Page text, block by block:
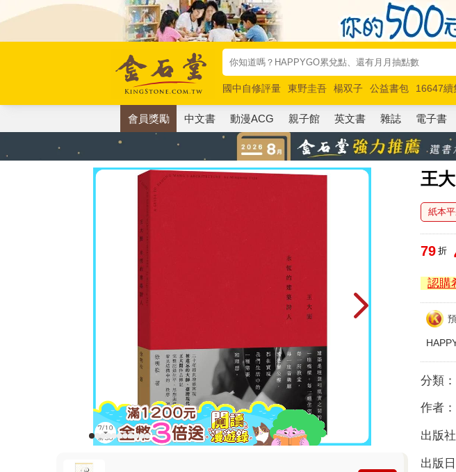
國中自修評量 東野圭吾 楊双子 公益書包 16647續
唯紅花綻放
奧德賽 路邊攤新作 馬斯克 玩具總動
會員獎勵 中文書 動漫ACG 親子館 英文書 雜誌 電子書
王
紙本
79 折
認購
分類：
作者：
出版社
出版日